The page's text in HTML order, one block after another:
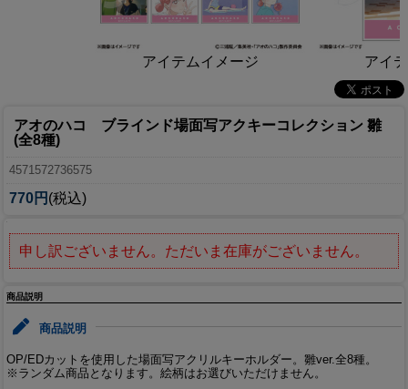
アイテムイメージ アイ
アオのハコ ブラインド場面写アクキーコレクション 雛
(全8種)
4571572736575
770円 (税込)
申し訳ございません。ただいま在庫がございません。
商品説明
商品説明
OP/EDカットを使用した場面写アクリルキーホルダー。雛ver.全8種。
※ランダム商品となります。絵柄はお選びいただけません。